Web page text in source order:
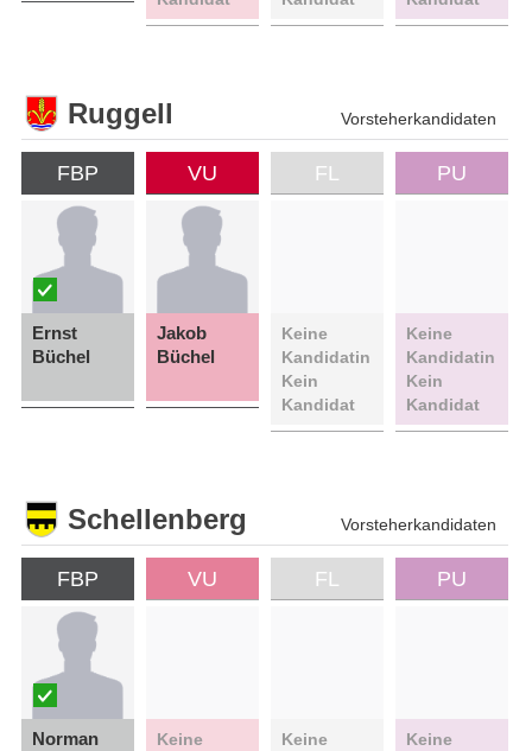
Ruggell Vorsteherkandidaten
FBP
Ernst
Büchel
VU
Jakob
Büchel
FL
Keine
Kandidatin
Kein
Kandidat
PU
Keine
Kandidatin
Kein
Kandidat
Schellenberg Vorsteherkandidaten
FBP
Norman
VU
Keine
FL
Keine
PU
Keine